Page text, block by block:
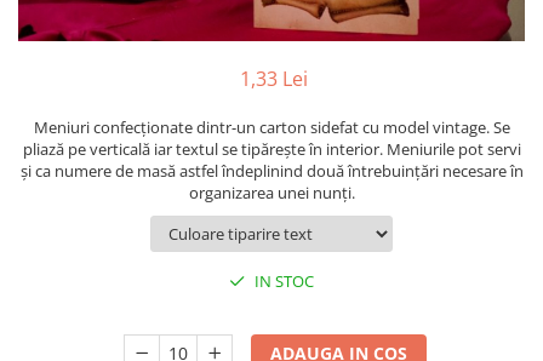
Pachete marturii
Pungi si cutii prajituri
Cutii flori de hartie
Cutii LUX
Aranjamente tematice
2020 Craciun si Anul Nou
1,33 Lei
Meniuri confecţionate dintr-un carton sidefat cu model vintage. Se
pliază pe verticală iar textul se tipăreşte în interior. Meniurile pot servi
şi ca numere de masă astfel îndeplinind două întrebuinţări necesare în
organizarea unei nunţi.
IN STOC
ADAUGA IN COS